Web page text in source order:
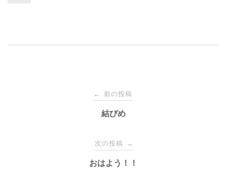
← 前の投稿
結びめ
次の投稿 →
おはよう！！